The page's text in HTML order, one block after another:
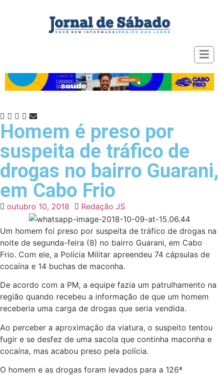
Homem é preso por
suspeita de tráfico de
drogas no bairro Guarani,
em Cabo Frio
outubro 10, 2018 Redação JS
Um homem foi preso por suspeita de tráfico de drogas na
noite de segunda-feira (8) no bairro Guarani, em Cabo
Frio. Com ele, a Polícia Militar apreendeu 74 cápsulas de
cocaína e 14 buchas de maconha.
De acordo com a PM, a equipe fazia um patrulhamento na
região quando recebeu a informação de que um homem
receberia uma carga de drogas que seria vendida.
Ao perceber a aproximação da viatura, o suspeito tentou
fugir e se desfez de uma sacola que continha maconha e
cocaína, mas acabou preso pela polícia.
O homem e as drogas foram levados para a 126ª